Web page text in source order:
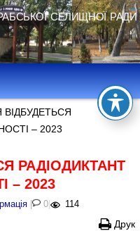
селищної ради
– 2023
РАДІОДИКТАНТ
– 2023
| 0 | 114
Друк